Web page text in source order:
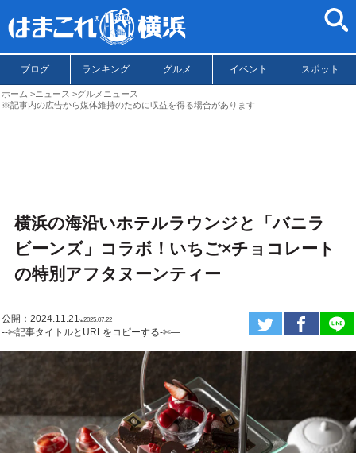
ブログ ランキング グルメ イベント スポット
ホーム ニュース
グルメニュース
※記事内の広告から媒体維持のために収益を得る場合があります
横浜の海沿いホテルラウンジと「バニラ
ビーンズ」コラボ！いちご×チョコレート
の特別アフタヌーンティー
公開：2024.11.21ಇ2025.07.22
--✄記事タイトルとURLをコピーする-✄—